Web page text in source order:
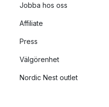
Jobba hos oss
Affiliate
Press
Välgörenhet
Nordic Nest outlet